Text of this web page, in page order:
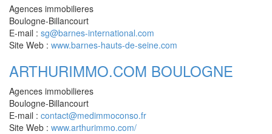
Agences immobilieres
Boulogne-Billancourt
E-mail : sg@barnes-international.com
Site Web : www.barnes-hauts-de-seine.com
ARTHURIMMO.COM BOULOGNE
Agences immobilieres
Boulogne-Billancourt
E-mail : contact@medimmoconso.fr
Site Web : www.arthurimmo.com/